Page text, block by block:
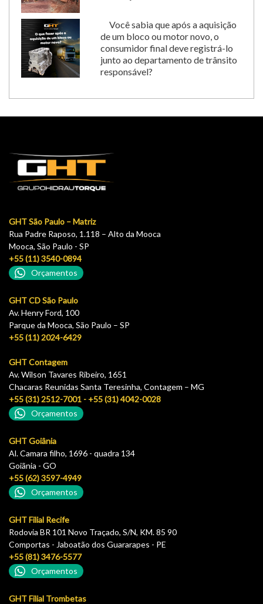
Você sabia que após a aquisição
de um bloco ou motor novo, o
consumidor final deve registrá-lo
junto ao departamento de trânsito
responsável?
GHT São Paulo – Matriz
Rua Padre Raposo, 1.118 – Alto da Mooca
Mooca, São Paulo - SP
+55 (11) 3540-0894
Orçamentos
GHT CD São Paulo
Av. Henry Ford, 100
Parque da Mooca, São Paulo – SP
+55 (11) 2024-6429
GHT Contagem
Av. Wilson Tavares Ribeiro, 1651
Chacaras Reunidas Santa Teresinha, Contagem – MG
+55 (31) 2512-7001 - +55 (31) 4042-0028
Orçamentos
GHT Goiânia
Al. Camara filho, 1696 - quadra 134
Goiãnia - GO
+55 (62) 3597-4949
Orçamentos
GHT Filial Recife
Rodovia BR 101 Novo Traçado, S/N, KM. 85 90
Comportas - Jaboatão dos Guararapes - PE
+55 (81) 3476-5577
Orçamentos
GHT Filial Trombetas